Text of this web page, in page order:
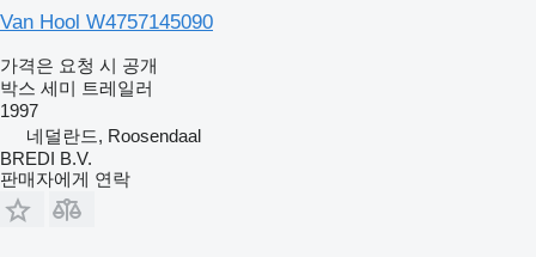
Van Hool W4757145090
가격은 요청 시 공개
박스 세미 트레일러
1997
네덜란드, Roosendaal
BREDI B.V.
판매자에게 연락